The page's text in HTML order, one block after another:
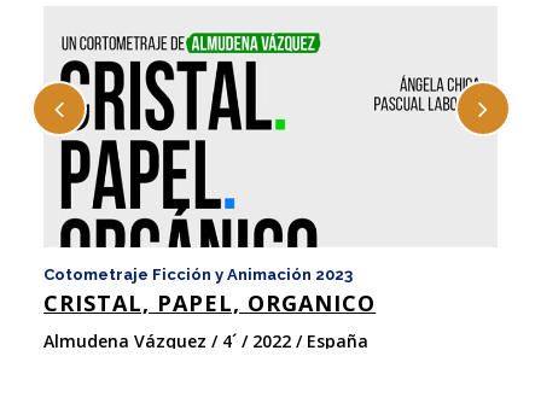
Cotometraje Ficción y Animación 2023
CRISTAL, PAPEL, ORGANICO
Almudena Vázquez / 4´ / 2022 / España